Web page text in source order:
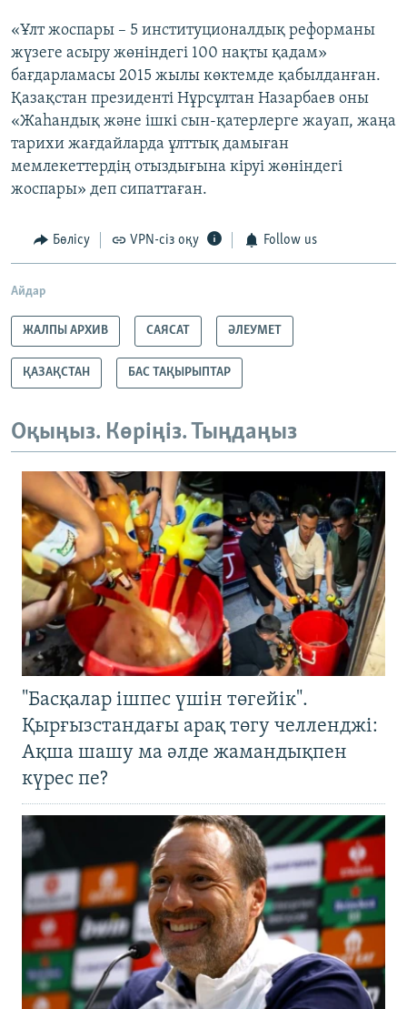
«Ұлт жоспары – 5 институционалдық реформаны
жүзеге асыру жөніндегі 100 нақты қадам»
бағдарламасы 2015 жылы көктемде қабылданған.
Қазақстан президенті Нұрсұлтан Назарбаев оны
«Жаһандық және ішкі сын-қатерлерге жауап, жаңа
тарихи жағдайларда ұлттық дамыған
мемлекеттердің отыздығына кіруі жөніндегі
жоспары» деп сипаттаған.
Бөлісу VPN-сіз оқу Follow us
Айдар
ЖАЛПЫ АРХИВ САЯСАТ ӘЛЕУМЕТ
ҚАЗАҚСТАН БАС ТАҚЫРЫПТАР
Оқыңыз. Көріңіз. Тыңдаңыз
"Басқалар ішпес үшін төгейік".
Қырғызстандағы арақ төгу челленджі:
Ақша шашу ма әлде жамандықпен
күрес пе?